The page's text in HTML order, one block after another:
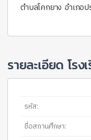
ตำบลโคกยาง อำเภ
รายละเอียด โร
รหัส:
ชื่อสถานศึกษา: